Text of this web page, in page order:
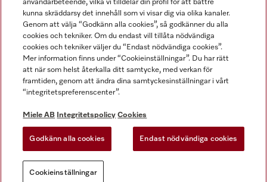
Miele AB
Allmänna villkor
Användarvillkor
Miele tillgänglighetsförklaring
Lagen om digitala tjänster
användarbeteende, vilka vi tilldelar din profil för att bättre
kunna skräddarsy det innehåll som vi visar dig via olika kanaler.
Genom att välja “Godkänn alla cookies”, så godkänner du alla
cookies och tekniker. Om du endast vill tillåta nödvändiga
cookies och tekniker väljer du “Endast nödvändiga cookies”.
Mer information finns under “Cookieinställningar”. Du har rätt
att när som helst återkalla ditt samtycke, med verkan för
framtiden, genom att ändra dina samtyckesinställningar i vårt
“integritetspreferenscenter”.
Miele AB Integritetspolicy Cookies
Godkänn alla cookies Endast nödvändiga cookies
Cookieinställningar